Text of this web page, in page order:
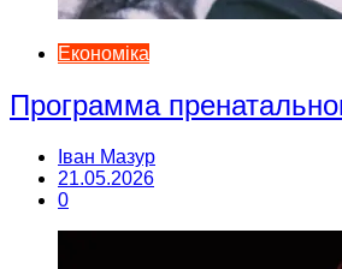
Економіка
Программа
Іван Мазур
21.05.2026
0